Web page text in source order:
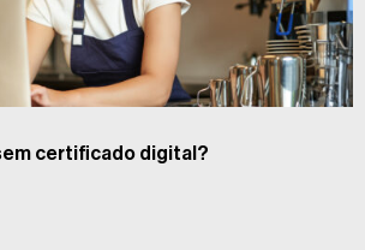
certificado digital?